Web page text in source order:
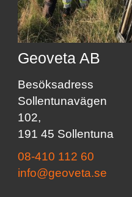
Geoveta AB
Besöksadress
Sollentunavägen
102,
191 45 Sollentuna
08-410 112 60
info@geoveta.se